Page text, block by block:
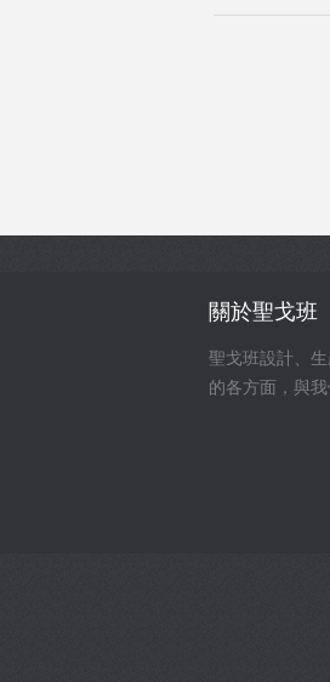
關於聖戈班
聖戈班設計、
的各方面，與